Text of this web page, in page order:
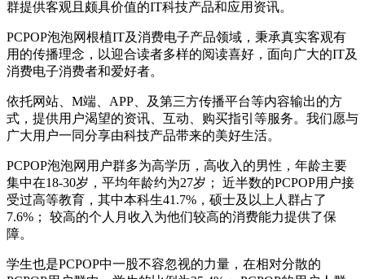
群提供客观且颇具价值的IT科技产品和应用资讯。
PCPOP泡泡网根植IT及消费电子产品领域，秉承真实客观有
用的传播理念，以迎合读者多样的阅读喜好，面向广大的IT及
消费电子消费者和爱好者。
依托网站、M端、APP、及第三方传播平台等内容输出的方
式，提供用户渴望的资讯、互动、购买指引等服务。我们愿与
广大用户一同分享由科技产品带来的美好生活。
PCPOP泡泡网用户群多为高学历，高收入的男性，年龄主要
集中在18-30岁，平均年龄约为27岁； 近半数的PCPOP用户接
受过高等教育，其中本科生41.7%，硕士及以上人群占了
7.6%； 较高的个人月收入为他们较高的消费能力提供了保
障。
学生也是PCPOP中一股不容忽视的力量，在相对分散的